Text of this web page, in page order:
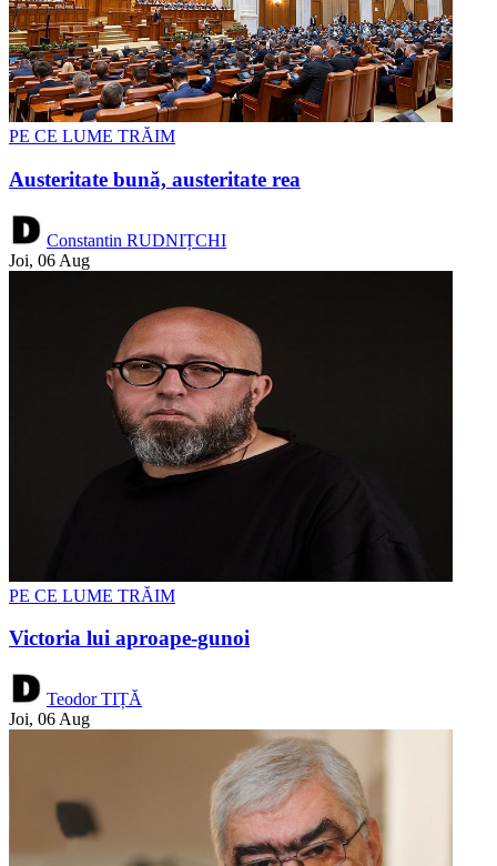
PE CE LUME TRĂIM
Austeritate bună, austeritate rea
Constantin RUDNIȚCHI
Joi, 06 Aug
PE CE LUME TRĂIM
Victoria lui aproape-gunoi
Teodor TIȚĂ
Joi, 06 Aug